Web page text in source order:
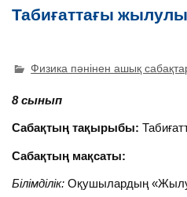
Табиғаттағы
Физика пәнінен ашық
8 сынып
Сабақтың тақырыбы:
Сабақтың мақсаты:
Білімділік: Оқушылардың